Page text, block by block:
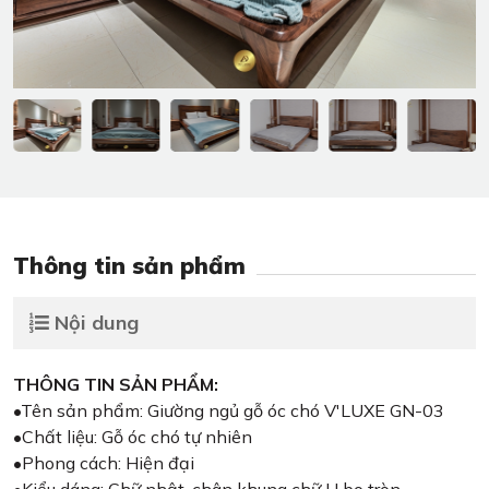
Thông tin sản phẩm
Nội dung
THÔNG TIN SẢN PHẨM:
•Tên sản phẩm: Giường ngủ gỗ óc chó V'LUXE GN-03
•Chất liệu: Gỗ óc chó tự nhiên
•Phong cách: Hiện đại